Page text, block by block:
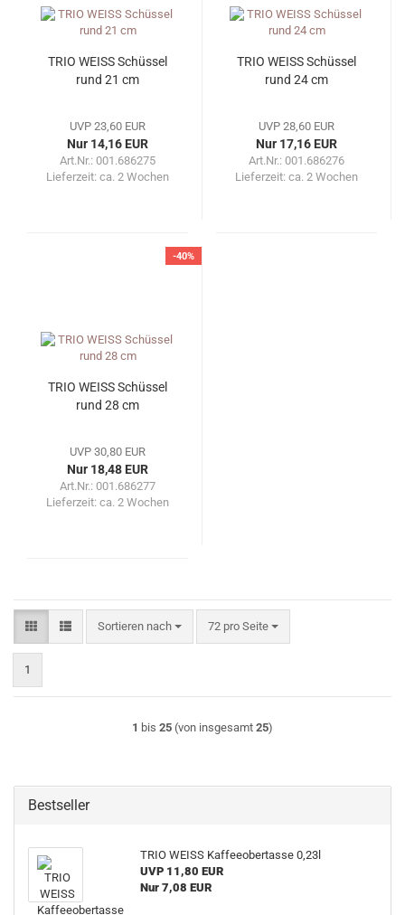
TRIO WEISS Schüssel
rund 21 cm
UVP 23,60 EUR
Nur 14,16 EUR
Art.Nr.: 001.686275
Lieferzeit: ca. 2 Wochen
TRIO WEISS Schüssel
rund 24 cm
UVP 28,60 EUR
Nur 17,16 EUR
Art.Nr.: 001.686276
Lieferzeit: ca. 2 Wochen
-40%
TRIO WEISS Schüssel
rund 28 cm
UVP 30,80 EUR
Nur 18,48 EUR
Art.Nr.: 001.686277
Lieferzeit: ca. 2 Wochen
Sortieren nach
Sortieren nach 72 pro Seite
pro Seite
1
1 bis 25 (von insgesamt 25)
Bestseller
TRIO WEISS Kaffeeobertasse 0,23l
UVP 11,80 EUR
Nur 7,08 EUR